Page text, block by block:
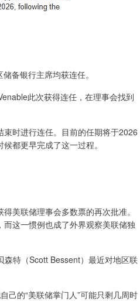
备银行主席均获连任。
此次获得连任，在理事会找到
时进行连任。目前的任期将于2026
都更早完成了这一过程。
美联储理事会多数票的再次批准。
这一惯例也成了外界观察美联储独
特（Scott Bessent）最近对地区联
的“美联储掌门人”可能只剩几周时